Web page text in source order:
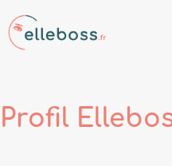
Profil